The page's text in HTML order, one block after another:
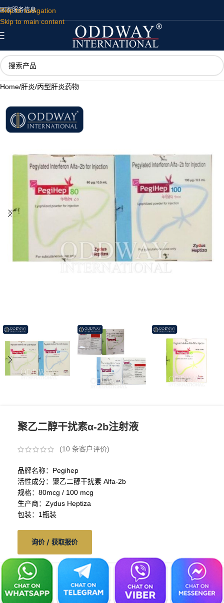
Skip to navigation
Skip to main content
国家服务信息
Home/肝炎/丙型肝炎药物
聚乙二醇干扰素α-2b注射液
(10 条客户评价)
品牌名称：Pegihep
活性成分：聚乙二醇干扰素 Alfa-2b
规格：80mcg / 100 mcg
生产商：Zydus Heptiza
包装：1瓶装
询价 / 获取报价